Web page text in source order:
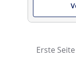
Erste Seite